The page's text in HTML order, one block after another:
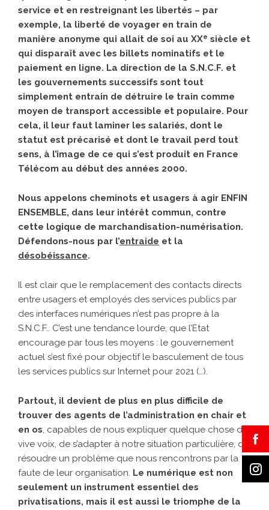
service et en restreignant les libertés – par
exemple, la liberté de voyager en train de
manière anonyme qui allait de soi au XXe siècle et
qui disparaît avec les billets nominatifs et le
paiement en ligne. La direction de la S.N.C.F. et
les gouvernements successifs sont tout
simplement entrain de détruire le train comme
moyen de transport accessible et populaire. Pour
cela, il leur faut laminer les salariés, dont le
statut est précarisé et dont le travail perd tout
sens, à l’image de ce qui s’est produit en France
Télécom au début des années 2000.
Nous appelons cheminots et usagers à agir ENFIN
ENSEMBLE, dans leur intérêt commun, contre
cette logique de marchandisation-numérisation.
Défendons-nous par l’entraide et la
désobéissance.
Il est clair que le remplacement des contacts directs
entre usagers et employés des services publics par
des interfaces numériques n’est pas propre à la
S.N.C.F.. C’est une tendance lourde, que l’Etat
encourage par tous les moyens : le gouvernement
actuel s’est fixé pour objectif le basculement de tous
les services publics sur Internet pour 2021 (…).
Partout, il devient de plus en plus difficile de
trouver des agents de l’administration en chair et
en os, capables de nous expliquer quelque chose de
vive voix, de s’adapter à notre situation particulière, de
résoudre un problème que nous rencontrons par la
faute de leur organisation. Le numérique est non
seulement un instrument essentiel des
privatisations, mais il est aussi le triomphe de la